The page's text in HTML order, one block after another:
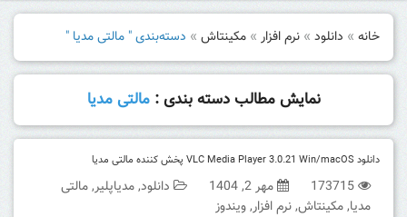
خانه » دانلود » نرم افزار » مکینتاش » دسته‌بندی " مالتی مدیا "
نمایش مطالب دسته بندی :مالتی مدیا
دانلود VLC Media Player 3.0.21 Win/macOS پخش کننده مالتی مدیا
173715 مهر 2, 1404 دانلود,مدیاپلیر,مالتی
مدیا,مکینتاش,نرم افزار,ویندوز